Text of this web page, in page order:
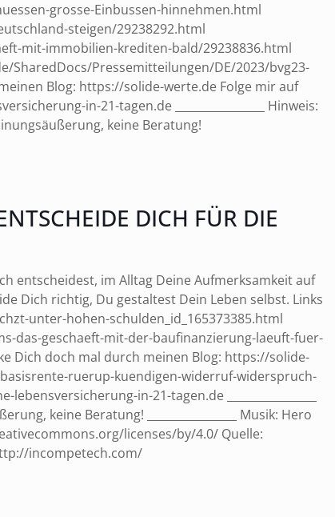
grosse-Einbussen-hinnehmen.html
steigen/29238292.html
mit-immobilien-krediten-bald/29238836.html
SharedDocs/Pressemitteilungen/DE/2023/bvg23-
Blog: https://solide-werte.de Folge mir auf
in-21-tagen.de ________________ Hinweis:
keine Beratung!
DICH FÜR DIE
entscheidest, im Alltag Deine Aufmerksamkeit auf
Dich richtig, Du gestaltest Dein Leben selbst. Links
unter-hohen-schulden_id_165373385.html
das-geschaeft-mit-der-baufinanzierung-laeuft-fuer-
Dich doch mal durch meinen Blog: https://solide-
ruerup-kuendigen-widerruf-widerspruch-
in-21-tagen.de ________________
keine Beratung! ________________ Musik: Hero
licenses/by/4.0/ Quelle:
incompetech.com/